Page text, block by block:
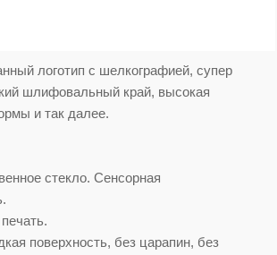
логотип с шелкографией, супер
шлифовальный край, высокая
и так далее.
стекло. Сенсорная
поверхность, без царапин, без